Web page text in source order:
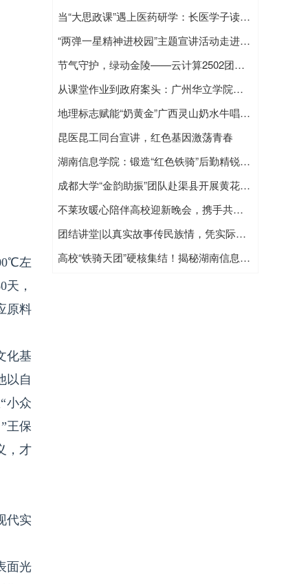
左
，
原料
化基
以自
小众
王保
，才
代实
面光
当“大思政课”遇上医药研学：长医学子读懂课堂内外的“医者担当”
“两弹一星精神进校园”主题宣讲活动走进东寨小学——天津中医药大学宣讲团弘扬科学家精神，点燃青少年科学梦想
节气守护，绿动金陵——云计算2502团支部开展“立冬分好礼”主题团日活动
从课堂作业到政府案头：广州华立学院一门课程让学子智慧直达乡村振兴一线
地理标志赋能“奶黄金”广西灵山奶水牛唱响深圳国际农博会
昆医昆工同台宣讲，红色基因激荡青春
湖南信息学院：锻造“红色铁骑”后勤精锐，构建现代服务育人新范式
成都大学“金韵助振”团队赴渠县开展黄花产业调研——多学科协同探索乡村振兴长效路径
不莱玫暖心陪伴高校迎新晚会，携手共创精彩校园生活
团结讲堂|以真实故事传民族情，凭实际行动推团结事业
高校“铁骑天团”硬核集结！揭秘湖南信息学院“10分钟响应圈”